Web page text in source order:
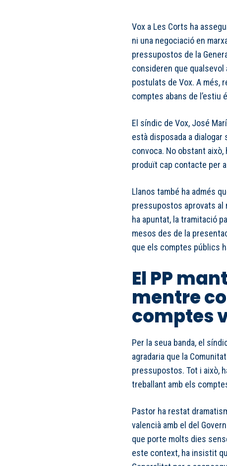
Vox a Les Corts ha
ni una negociació en
pressupostos de la
consideren que
postulats de Vox. A més,
comptes abans de l’estiu
El síndic de Vox, José
està disposada a
convoca. No obstant això,
produït cap contacte per
Llanos també ha admés
pressupostos aprovats al
ha apuntat, la tramitació
mesos des de la
que els comptes públics
El PP
mentre
comptes
Per la seua banda, el
agradaria que la
pressupostos. Tot i això,
treballant amb els
Pastor ha restat
valencià amb el del
que porte molts dies
este context, ha insistit